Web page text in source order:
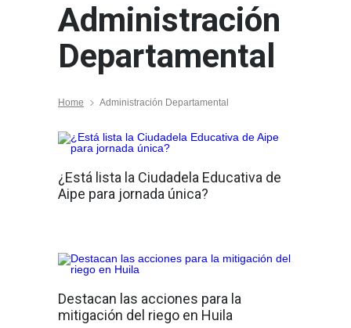
Administración
Departamental
Home Administración Departamental
¿Está lista la Ciudadela Educativa de
Aipe para jornada única?
Destacan las acciones para la
mitigación del riego en Huila